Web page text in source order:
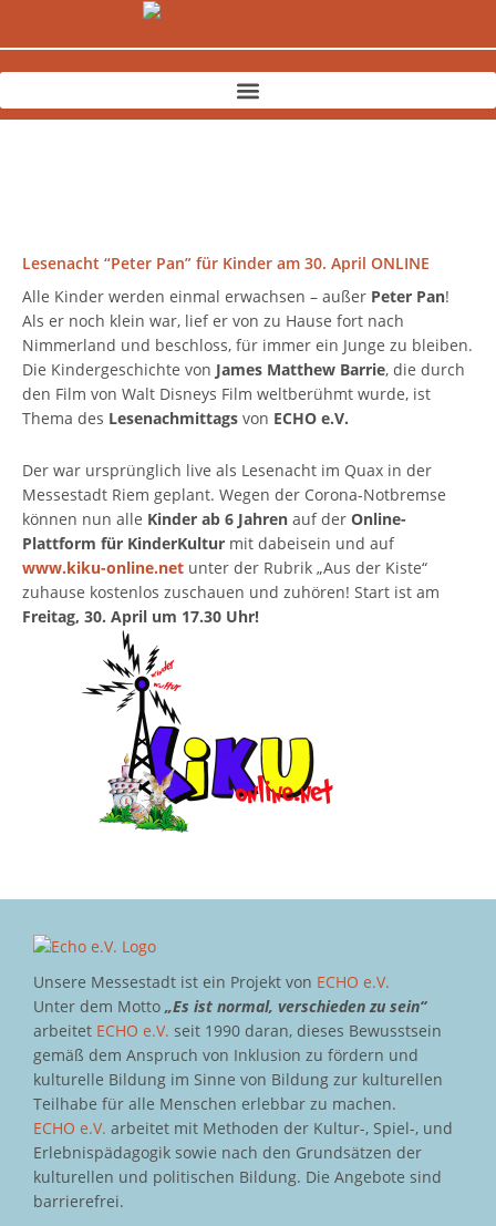
Lesenacht “Peter Pan” für Kinder am 30. April ONLINE
Alle Kinder werden einmal erwachsen – außer Peter Pan!
Als er noch klein war, lief er von zu Hause fort nach
Nimmerland und beschloss, für immer ein Junge zu bleiben.
Die Kindergeschichte von James Matthew Barrie, die durch
den Film von Walt Disneys Film weltberühmt wurde, ist
Thema des Lesenachmittags von ECHO e.V.
Der war ursprünglich live als Lesenacht im Quax in der
Messestadt Riem geplant. Wegen der Corona-Notbremse
können nun alle Kinder ab 6 Jahren auf der Online-
Plattform für KinderKultur mit dabeisein und auf
www.kiku-online.net unter der Rubrik „Aus der Kiste“
zuhause kostenlos zuschauen und zuhören! Start ist am
Freitag, 30. April um 17.30 Uhr!
Unsere Messestadt ist ein Projekt von ECHO e.V.
Unter dem Motto „Es ist normal, verschieden zu sein“
arbeitet ECHO e.V. seit 1990 daran, dieses Bewusstsein
gemäß dem Anspruch von Inklusion zu fördern und
kulturelle Bildung im Sinne von Bildung zur kulturellen
Teilhabe für alle Menschen erlebbar zu machen.
ECHO e.V. arbeitet mit Methoden der Kultur-, Spiel-, und
Erlebnispädagogik sowie nach den Grundsätzen der
kulturellen und politischen Bildung. Die Angebote sind
barrierefrei.